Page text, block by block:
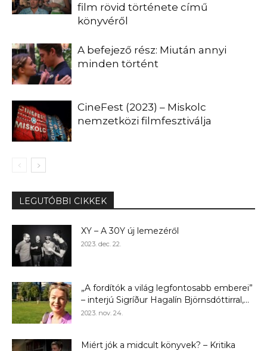
film rövid története című
könyvéről
A befejező rész: Miután annyi
minden történt
CineFest (2023) – Miskolc
nemzetközi filmfesztiválja
LEGUTÓBBI CIKKEK
XY – A 30Y új lemezéről
2023. dec. 22.
„A fordítók a világ legfontosabb emberei”
– interjú Sigríður Hagalín Björnsdóttirral,...
2023. nov. 24.
Miért jók a midcult könyvek? – Kritika